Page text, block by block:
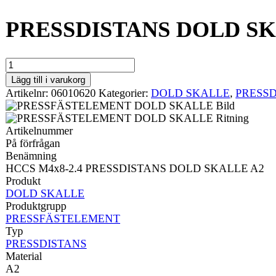
PRESSDISTANS DOLD
PRESSDISTANS
DOLD
SKALLE
HCCS
M4x8-
2.4
PRESSDISTANS
DOLD
SKALLE
A2
mängd
Lägg till i varukorg
Artikelnr: 06010620 Kategorier: DOLD SKALLE,
Artikelnummer
På förfrågan
Benämning
HCCS M4x8-2.4 PRESSDISTANS DOLD SKALLE A2
Produkt
DOLD SKALLE
Produktgrupp
PRESSFÄSTELEMENT
Typ
PRESSDISTANS
Material
A2